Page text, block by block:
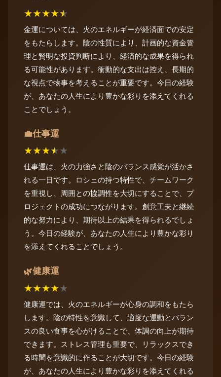
★★★★★
金運については、火のエネルギーが経済面での安定
をもたらします。陰の性質により、計画的な資金管
理と賢明な投資判断により、経済的な成果を得られ
る可能性があります。衝動的な支出は控え、長期的
な視点で物事を考えることが重要です。今日の経験
が、あなたの人生により豊かな彩りを添えてくれる
ことでしょう。
💼仕事運
★★★★★
仕事運は、火の力強さと陰のバランス感覚が活かさ
れる一日です。ロシェの持つ特性で、チームワーク
を重視し、周囲との協調性を大切にすることで、プ
ロジェクトの成功につながります。創意工夫と継続
的な努力により、期待以上の結果を得られるでしょ
う。今日の経験が、あなたの人生により豊かな彩り
を添えてくれることでしょう。
🌿健康運
★★★★★
健康運では、火のエネルギーが心身の調和をもたら
します。陰の特性を意識して、適度な運動とバラン
スの良い食事を心がけることで、体調の向上が期待
できます。ストレス管理も重要で、リラックスでき
る時間を意識的に作ることが大切です。今日の経験
が、あなたの人生により豊かな彩りを添えてくれる